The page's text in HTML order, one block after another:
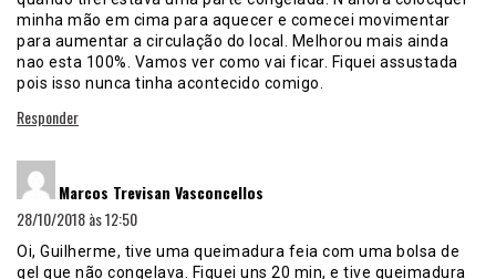
minha mão em cima para aquecer e comecei movimentar
para aumentar a circulação do local. Melhorou mais ainda
nao esta 100%. Vamos ver como vai ficar. Fiquei assustada
pois isso nunca tinha acontecido comigo.
Responder
Marcos Trevisan Vasconcellos
28/10/2018 às 12:50
Oi, Guilherme, tive uma queimadura feia com uma bolsa de
gel que não congelava. Fiquei uns 20 min, e tive queimadura